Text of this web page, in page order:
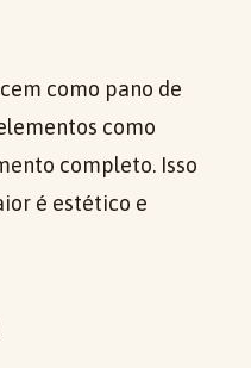
como pano de
como
completo. Isso
é estético e